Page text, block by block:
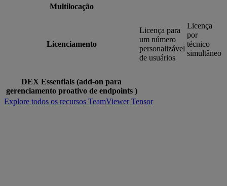
Multilocação
Licenciamento
Licença para
um número
personalizável
de usuários
Licença
por
técnico
simultâneo
DEX Essentials (add-on para
gerenciamento proativo de endpoints )
Explore todos os recursos TeamViewer Tensor